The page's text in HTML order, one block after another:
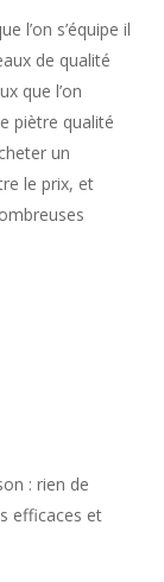
l’on s’équipe il
de qualité
que l’on
piètre qualité
un
le prix, et
: rien de
efficaces et